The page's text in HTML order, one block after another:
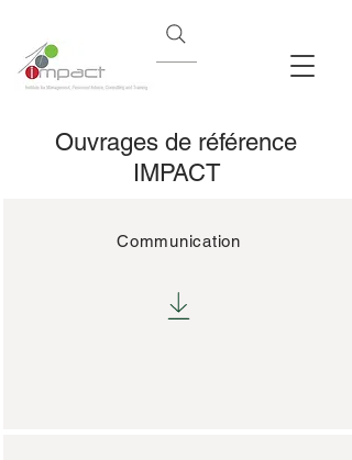
Ouvrages de référence
IMPACT
Communication